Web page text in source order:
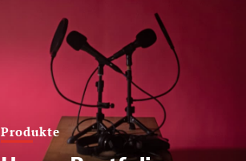
Produkte